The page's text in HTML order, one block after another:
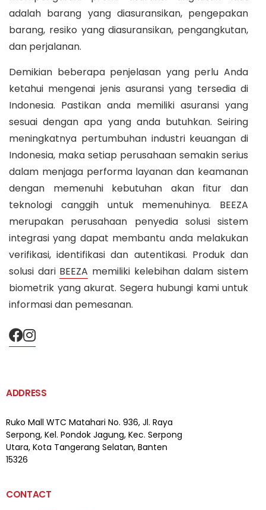
adalah barang yang diasuransikan, pengepakan
barang, resiko yang diasuransikan, pengangkutan,
dan perjalanan.
Demikian beberapa penjelasan yang perlu Anda
ketahui mengenai jenis asuransi yang tersedia di
Indonesia. Pastikan anda memiliki asuransi yang
sesuai dengan apa yang anda butuhkan. Seiring
meningkatnya pertumbuhan industri keuangan di
Indonesia, maka setiap perusahaan semakin serius
dalam menjaga performa layanan dan keamanan
dengan memenuhi kebutuhan akan fitur dan
teknologi canggih untuk memenuhinya. BEEZA
merupakan perusahaan penyedia solusi sistem
integrasi yang dapat membantu anda melakukan
verifikasi, identifikasi dan autentikasi. Produk dan
solusi dari BEEZA memiliki kelebihan dalam sistem
biometrik yang akurat. Segera hubungi kami untuk
informasi dan pemesanan.
ADDRESS
Ruko Mall WTC Matahari No. 936, Jl. Raya
Serpong, Kel. Pondok Jagung, Kec. Serpong
Utara, Kota Tangerang Selatan, Banten
15326
CONTACT